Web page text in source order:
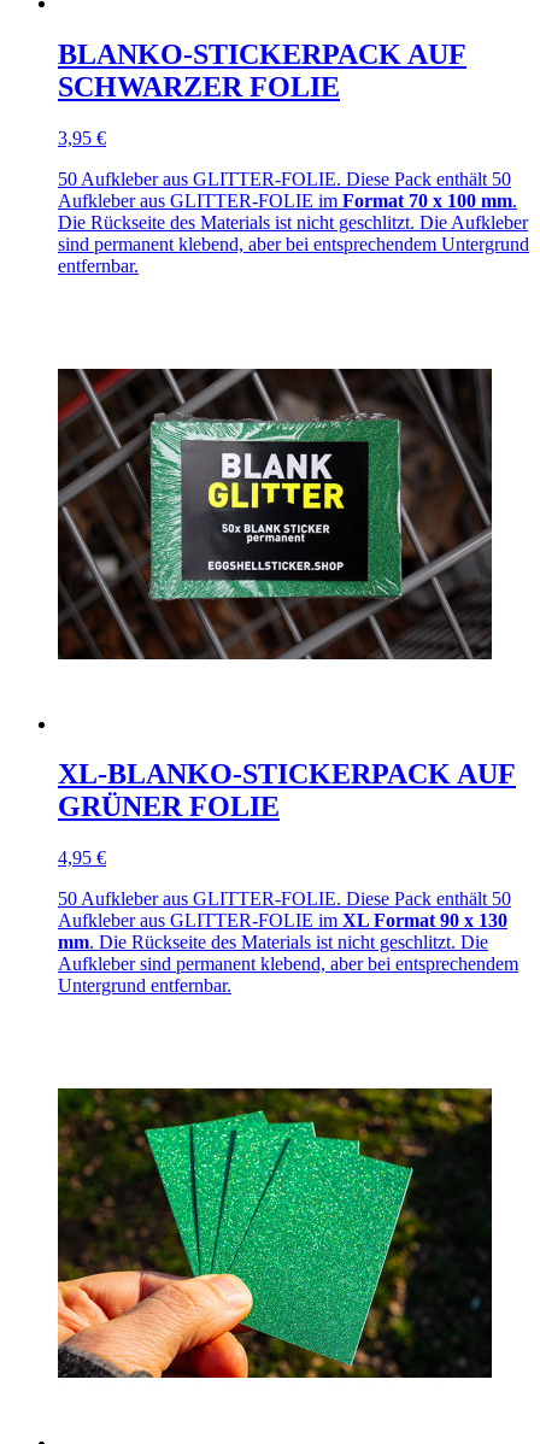
BLANKO-STICKERPACK AUF
SCHWARZER FOLIE
3,95 €
50 Aufkleber aus GLITTER-FOLIE. Diese Pack enthält 50
Aufkleber aus GLITTER-FOLIE im Format 70 x 100 mm.
Die Rückseite des Materials ist nicht geschlitzt. Die Aufkleber
sind permanent klebend, aber bei entsprechendem Untergrund
entfernbar.
XL-BLANKO-STICKERPACK AUF
GRÜNER FOLIE
4,95 €
50 Aufkleber aus GLITTER-FOLIE. Diese Pack enthält 50
Aufkleber aus GLITTER-FOLIE im XL Format 90 x 130
mm. Die Rückseite des Materials ist nicht geschlitzt. Die
Aufkleber sind permanent klebend, aber bei entsprechendem
Untergrund entfernbar.